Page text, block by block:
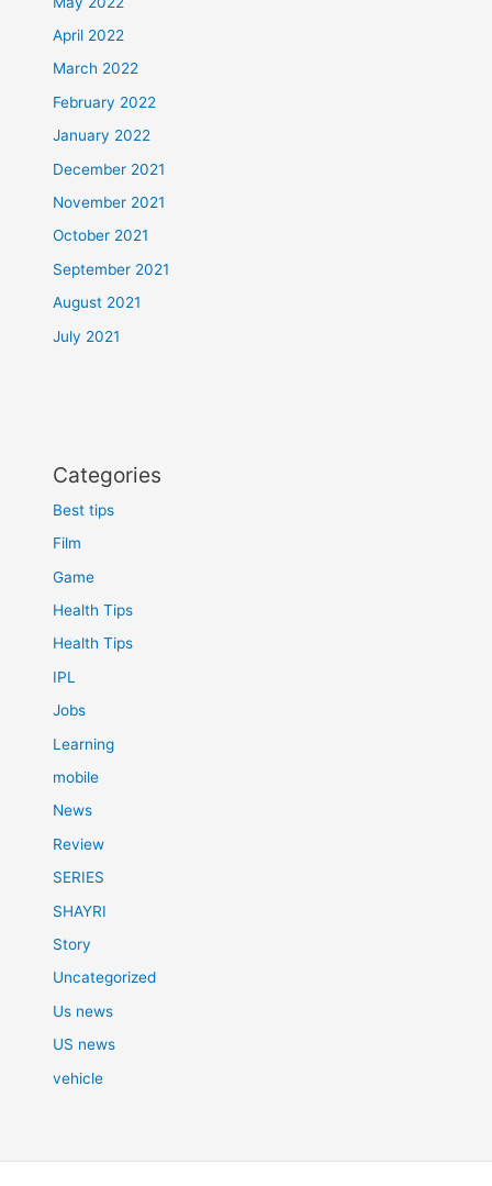
April 2022
March 2022
February 2022
January 2022
December 2021
November 2021
October 2021
September 2021
August 2021
July 2021
Categories
Best tips
Film
Game
Health Tips
Health Tips
IPL
Jobs
Learning
mobile
News
Review
SERIES
SHAYRI
Story
Uncategorized
Us news
US news
vehicle